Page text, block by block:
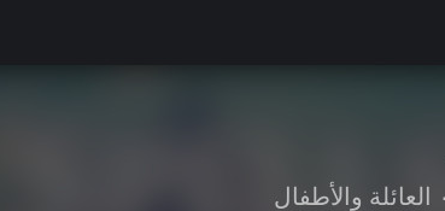
• العائلة والأطفال